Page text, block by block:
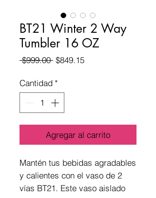
BT21 Winter 2 Way
Tumbler 16 OZ
$999.00 Precio
$849.15Precio
Cantidad *
Agregar al carrito
Mantén tus bebidas agradables
y calientes con el vaso de 2
vías BT21. Este vaso aislado